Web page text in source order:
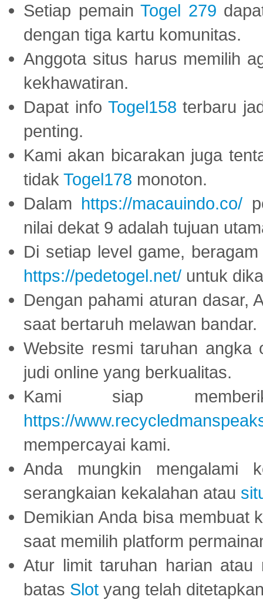
Setiap pemainTogel 279
dengan tiga kartu komunitas.
Anggota situs harus memilih
kekhawatiran.
Dapat info Togel158 terbaru
penting.
Kami akan bicarakan juga
tidak Togel178 monoton.
Dalam https://macauindo.co/
nilai dekat 9 adalah tujuan
Di setiap level game,
https://pedetogel.net/ untuk
Dengan pahami aturan dasar,
saat bertaruh melawan bandar.
Website resmi taruhan
judi online yang berkualitas.
Kami siap
https://
mempercayai kami.
Anda mungkin mengalami
serangkaian kekalahan atau
Demikian Anda bisa membuat
saat memilih platform
Atur limit taruhan harian atau
batas Slot yang telah